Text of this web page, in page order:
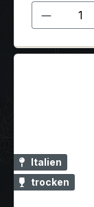
Italien
trocken